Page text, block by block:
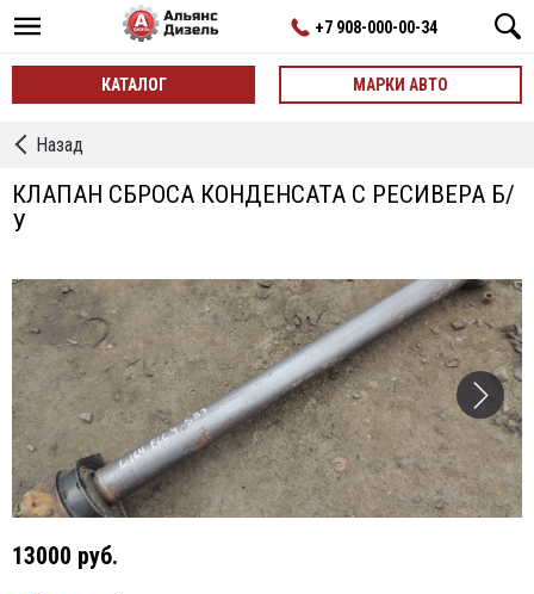
+7 908-000-00-34
КАТАЛОГ МАРКИ АВТО
←Назад
КЛАПАН СБРОСА КОНДЕНСАТА С РЕСИВЕРА Б/
У
13000 руб.